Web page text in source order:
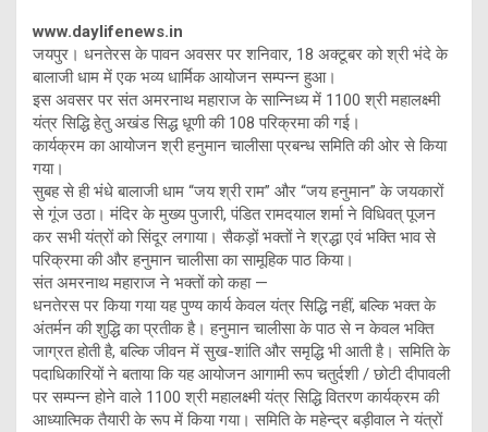
www.daylifenews.in
जयपुर। धनतेरस के पावन अवसर पर शनिवार, 18 अक्टूबर को श्री भंदे के
बालाजी धाम में एक भव्य धार्मिक आयोजन सम्पन्न हुआ।
इस अवसर पर संत अमरनाथ महाराज के सान्निध्य में 1100 श्री महालक्ष्मी
यंत्र सिद्धि हेतु अखंड सिद्ध धूणी की 108 परिक्रमा की गई।
कार्यक्रम का आयोजन श्री हनुमान चालीसा प्रबन्ध समिति की ओर से किया
गया।
सुबह से ही भंधे बालाजी धाम “जय श्री राम” और “जय हनुमान” के जयकारों
से गूंज उठा। मंदिर के मुख्य पुजारी, पंडित रामदयाल शर्मा ने विधिवत् पूजन
कर सभी यंत्रों को सिंदूर लगाया। सैकड़ों भक्तों ने श्रद्धा एवं भक्ति भाव से
परिक्रमा की और हनुमान चालीसा का सामूहिक पाठ किया।
संत अमरनाथ महाराज ने भक्तों को कहा —
धनतेरस पर किया गया यह पुण्य कार्य केवल यंत्र सिद्धि नहीं, बल्कि भक्त के
अंतर्मन की शुद्धि का प्रतीक है। हनुमान चालीसा के पाठ से न केवल भक्ति
जाग्रत होती है, बल्कि जीवन में सुख-शांति और समृद्धि भी आती है। समिति के
पदाधिकारियों ने बताया कि यह आयोजन आगामी रूप चतुर्दशी / छोटी दीपावली
पर सम्पन्न होने वाले 1100 श्री महालक्ष्मी यंत्र सिद्धि वितरण कार्यक्रम की
आध्यात्मिक तैयारी के रूप में किया गया। समिति के महेन्द्र बड़ीवाल ने यंत्रों